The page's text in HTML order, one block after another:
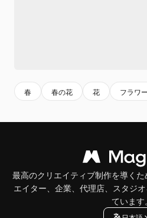
春 春の花 花 フラワ
最高のクリエイティブ制作を導く
エイター、企業、代理店、スタジ
ています。